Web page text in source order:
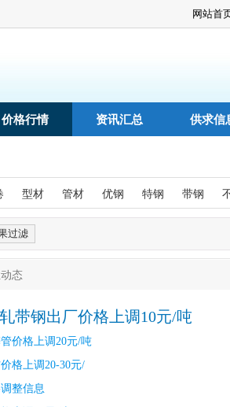
网站首
价格行情 资讯汇总 供求信
型材 管材 优钢 特钢 带钢
态
带钢出厂价格上调10元/吨
价格上调20元/吨
格上调20-30元/
整信息